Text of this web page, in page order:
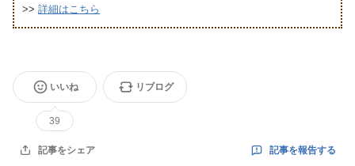
>> 詳細はこちら
いいね
39
リブログ
記事をシェア 記事を報告する